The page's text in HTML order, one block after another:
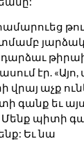
համարուեց
դարձաւ
էր. «Այո,
վրայ աչք
գանք եւ
պիտի
Եւ նա